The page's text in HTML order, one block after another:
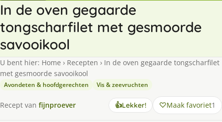
In de oven gegaarde
tongscharfilet met gesmoorde
savooikool
U bent hier: Home › Recepten › In de oven gegaarde tongscharfilet
met gesmoorde savooikool
Avondeten & hoofdgerechten Vis & zeevruchten
Recept van fijnproever 👍Lekker! Maak favoriet1